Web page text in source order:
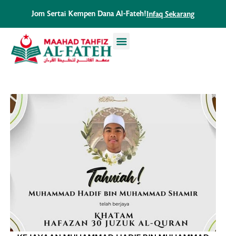
content
Jom Sertai Kempen Dana Al-Fateh!Infaq Sekarang